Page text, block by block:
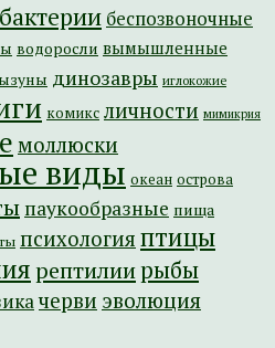
бактерии беспозвоночные
водоросли вымышленные
динозавры иглокожие
комикс личности мимикрия
моллюски
виды океан острова
паукообразные пища
психология птицы
рептилиирыбы
черви эволюция